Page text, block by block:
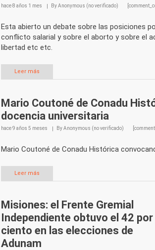
hace8 años 1 mes ByAnonymous (no verificado)
Esta abierto un debate sobre las posiciones
conflicto salarial y sobre el aborto y sobre el
libertad etc etc.
Leer más
Mario Coutoné de Conadu
docencia universitaria
hace9 años 5 meses ByAnonymous (no verificado)
Mario Coutoné de Conadu Histórica
Leer más
Misiones: el Frente Gremial
Independiente obtuvo el 42 por
ciento en las elecciones de
Adunam